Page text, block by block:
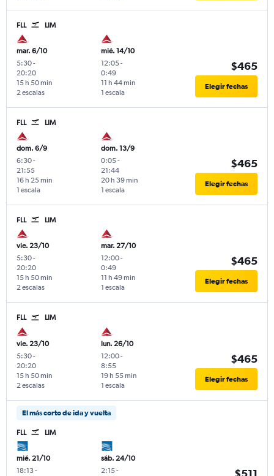
FLL LIM
mar. 6/10
5:30-
20:20
2 escalas
15 h 50 min
mié. 14/10
12:05-
0:49
1 escala
11 h 44 min
$465
Elegir fechas
FLL LIM
dom. 6/9
6:30-
21:55
1 escala
16 h 25 min
dom. 13/9
0:05-
21:44
1 escala
20 h 39 min
$465
Elegir fechas
FLL LIM
vie. 23/10
5:30-
20:20
2 escalas
15 h 50 min
mar. 27/10
12:00-
0:49
1 escala
11 h 49 min
$465
Elegir fechas
FLL LIM
vie. 23/10
5:30-
20:20
2 escalas
15 h 50 min
lun. 26/10
12:00-
8:55
1 escala
19 h 55 min
$465
Elegir fechas
El más corto de ida y vuelta
FLL LIM
mié. 21/10
18:13-
sáb. 24/10
2:15-
$511